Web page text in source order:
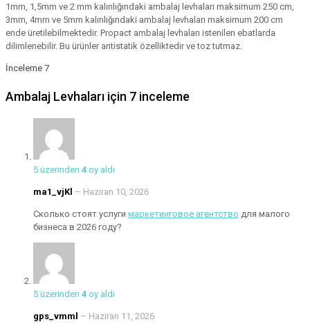
1mm, 1,5mm ve 2 mm kalınlığındaki ambalaj levhaları maksimum 250 cm,
3mm, 4mm ve 5mm kalınlığındaki ambalaj levhaları maksimum 200 cm
ende üretilebilmektedir. Propact ambalaj levhaları istenilen ebatlarda
dilimlenebilir. Bu ürünler antistatik özelliktedir ve toz tutmaz.
İnceleme 7
Ambalaj Levhaları için 7 inceleme
5 üzerinden 4 oy aldı
ma1_vjKl – Haziran 10, 2026
Сколько стоят услуги маркетинговое агентство для малого
бизнеса в 2026 году?
5 üzerinden 4 oy aldı
gps_vmml – Haziran 11, 2026